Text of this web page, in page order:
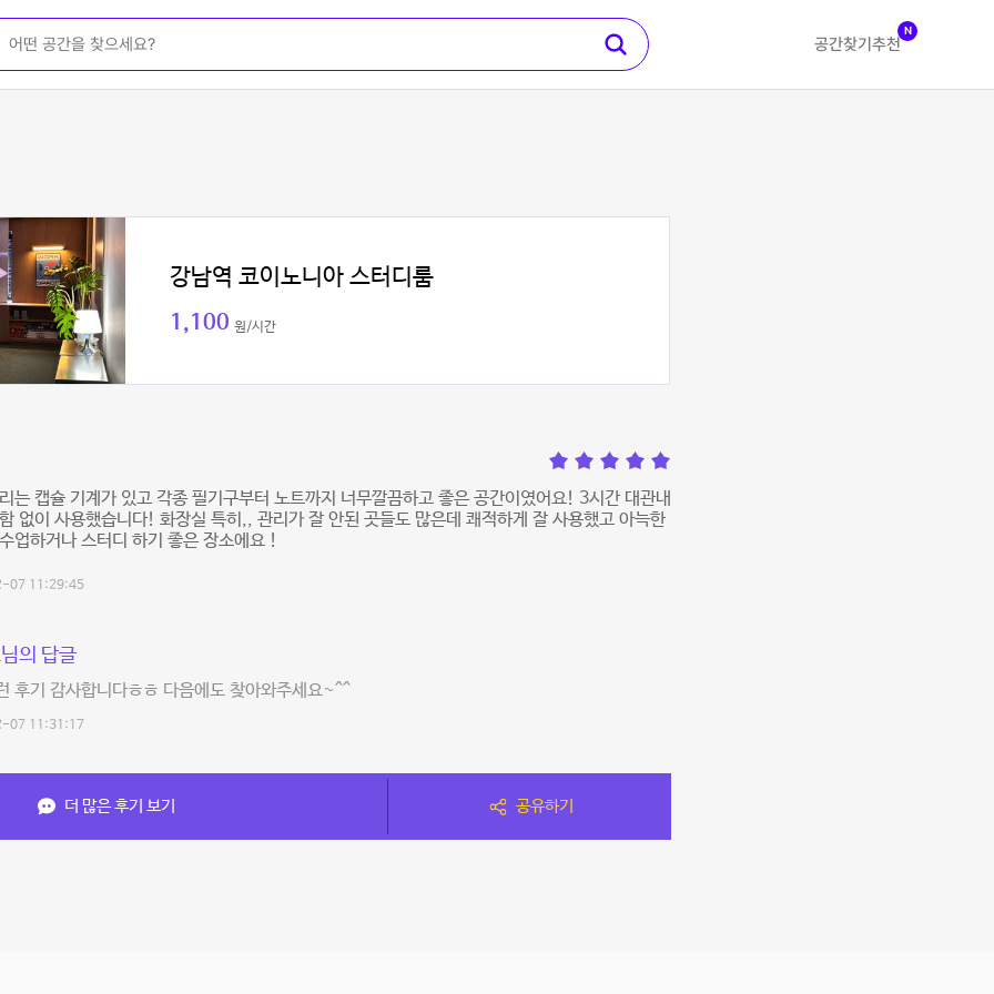
공간찾기 추천
N
강남역 코이노니아 스터디룸
1,100 원/시간
는 캡슐 기계가 있고 각종 필기구부터 노트까지 너무깔끔하고 좋은 공간이였어요! 3시간 대관내
없이 사용했습니다! 화장실 특히,, 관리가 잘 안된 곳들도 많은데 쾌적하게 잘 사용했고 아늑한
업하거나 스터디 하기 좋은 장소에요 !
07 11:29:45
의 답글
후기 감사합니다ㅎㅎ 다음에도 찾아와주세요~^^
07 11:31:17
더 많은 후기 보기 공유하기